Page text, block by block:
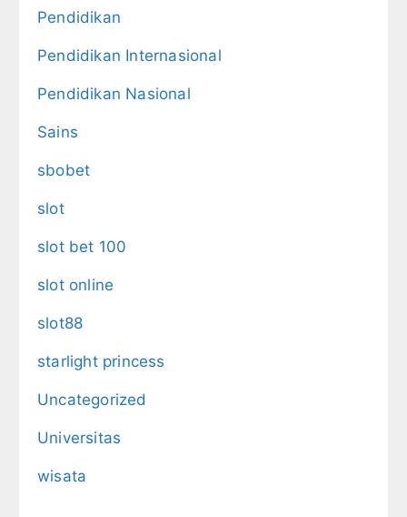
Pendidikan
Pendidikan Internasional
Pendidikan Nasional
Sains
sbobet
slot
slot bet 100
slot online
slot88
starlight princess
Uncategorized
Universitas
wisata